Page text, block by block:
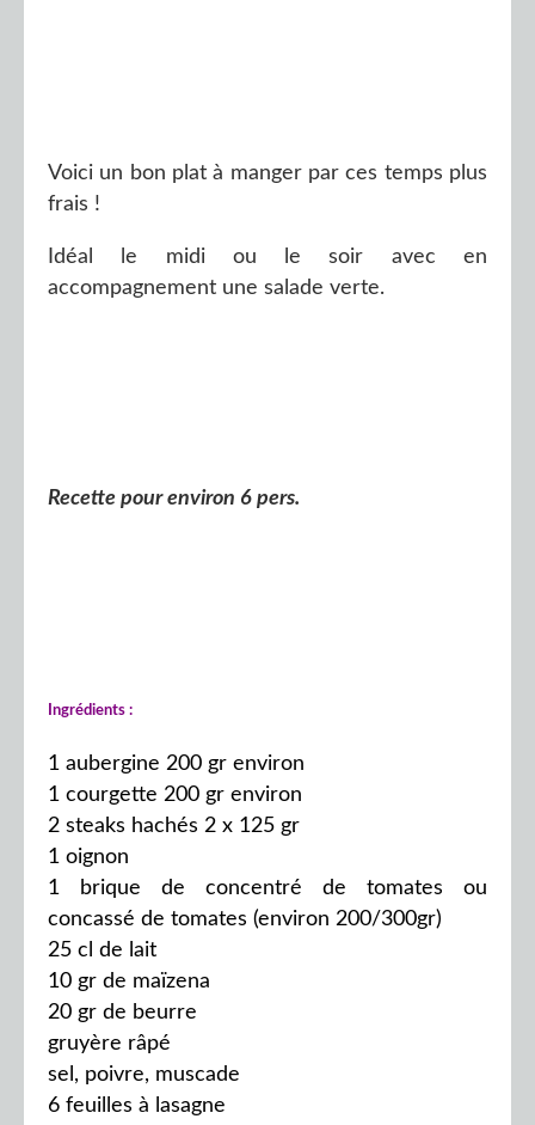
Voici un bon plat à manger par ces temps plus
frais !
Idéal le midi ou le soir avec en
accompagnement une salade verte.
Recette pour environ 6 pers.
Ingrédients :
1 aubergine 200 gr environ
1 courgette 200 gr environ
2 steaks hachés 2 x 125 gr
1 oignon
1 brique de concentré de tomates ou
concassé de tomates (environ 200/300gr)
25 cl de lait
10 gr de maïzena
20 gr de beurre
gruyère râpé
sel, poivre, muscade
6 feuilles à lasagne